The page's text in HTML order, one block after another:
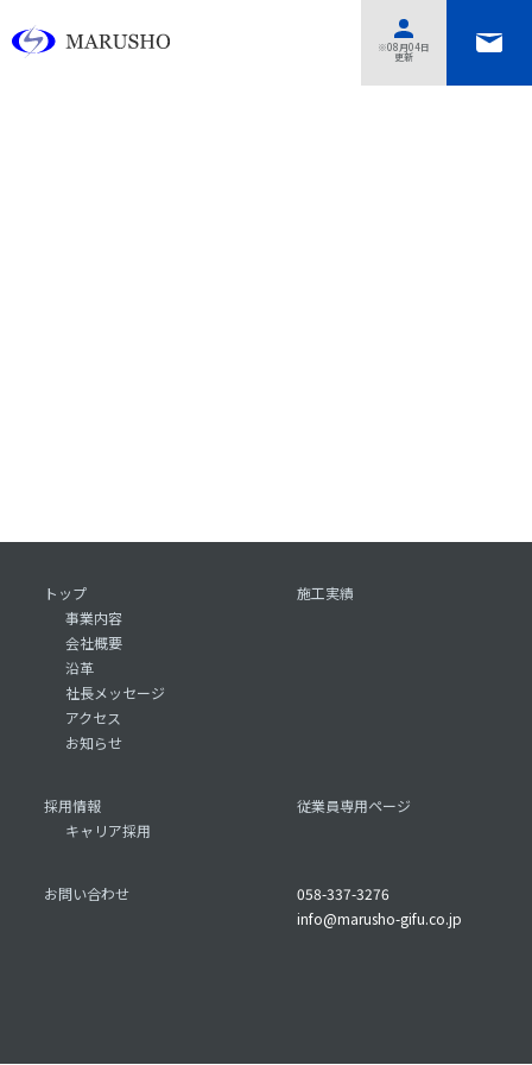
※08月04日
更新
あああああ
トップ
事業内容
会社概要
沿革
社長メッセージ
アクセス
お知らせ
施工実績
採用情報
キャリア採用
従業員専用ページ
お問い合わせ
058-337-3276
info@marusho-gifu.co.jp